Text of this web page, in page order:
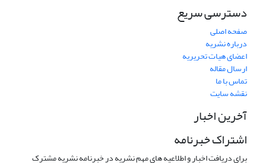
دسترسی سریع
صفحه اصلی
درباره نشریه
اعضای هیات تحریریه
ارسال مقاله
تماس با ما
نقشه سایت
آخرین اخبار
اشتراک خبرنامه
برای دریافت اخبار و اطلاعیه های مهم نشریه در خبرنامه نشریه مشترک